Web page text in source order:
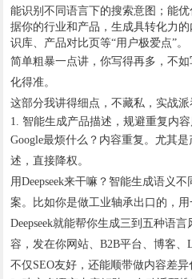
能识别不同语言下的搜索意图；能
据你的行业和产品，生成具转化力
识库、产品对比页等“用户极爱点”。
简单粗暴一点讲，你写得再多，不
化得准。
这部分我讲得细点，不藏私，实战派
1. 智能生成产品描述，规避重复内
Google最烦什么？内容重复。尤其
述，直接降权。
用Deepseek来干嘛？智能生成语义
案。比如你是做工业轴承出口的，
Deepseek就能帮你生成三到五种语
容，发在你网站、B2B平台、博客、
不仅SEO友好，还能顺带做内容差异